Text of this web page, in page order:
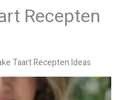
Recepten
Taart Recepten Ideas